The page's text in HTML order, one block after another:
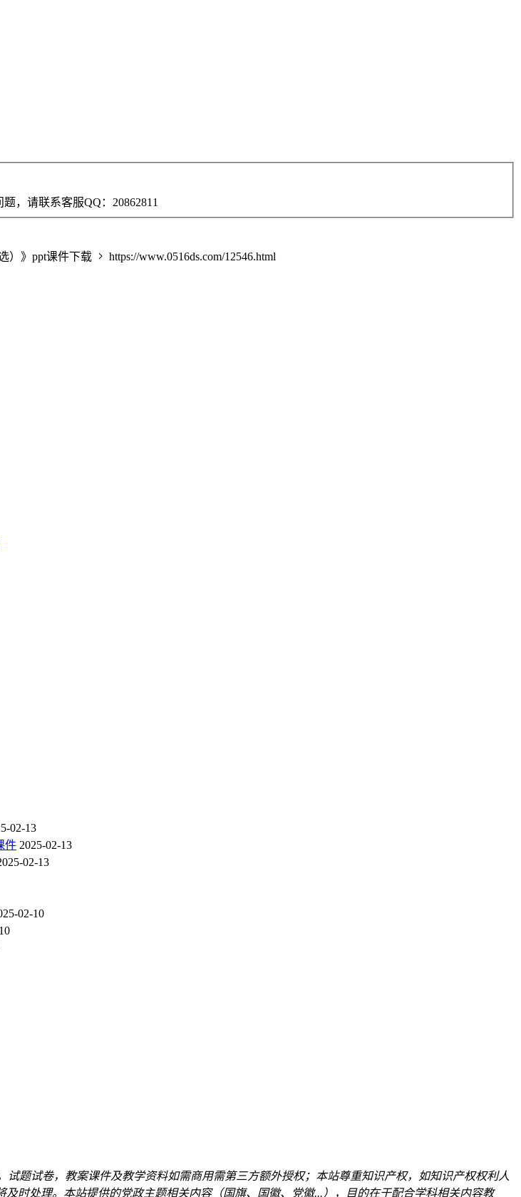
，请联系客服QQ：20862811
）》ppt课件下载 https://www.0516ds.com/12546.html
02-13
件 2025-02-13
02-13
02-10
题试卷，教案课件及教学资料如需商用需第三方额外授权；本站尊重知识产权，如知识产权权利人
及时处理。本站提供的党政主题相关内容（国旗、国徽、党徽...），目的在于配合学科相关内容教